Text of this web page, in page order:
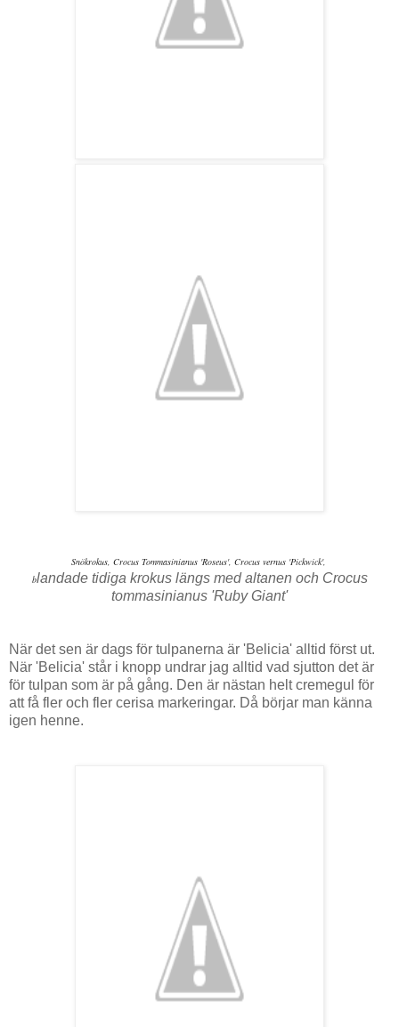
Snökrokus, Crocus Tommasinianus 'Roseus', Crocus vernus 'Pickwick',
blandade tidiga krokus längs med altanen och Crocus
tommasinianus 'Ruby Giant'
När det sen är dags för tulpanerna är 'Belicia' alltid först ut.
När 'Belicia' står i knopp undrar jag alltid vad sjutton det är
för tulpan som är på gång. Den är nästan helt cremegul för
att få fler och fler cerisa markeringar. Då börjar man känna
igen henne.